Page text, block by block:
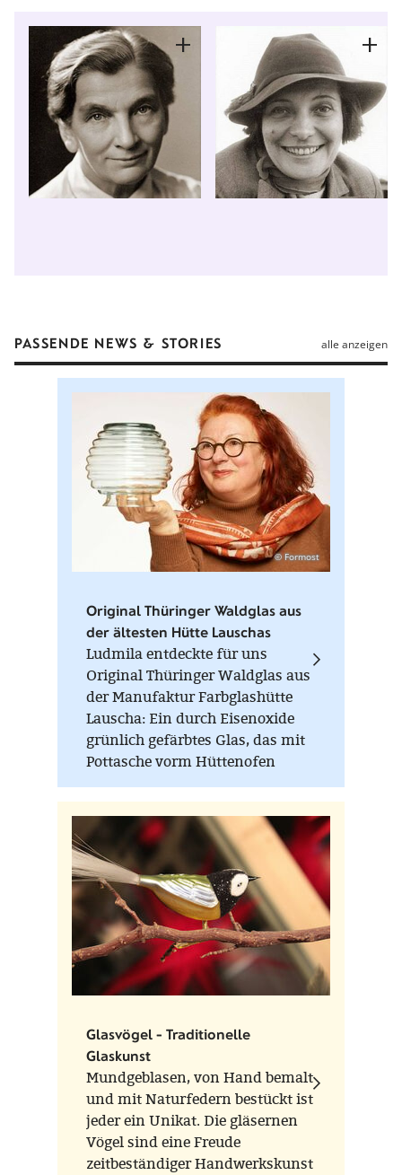
PASSENDE NEWS & STORIES alle anzeigen
© Formost
Original Thüringer Waldglas aus
der ältesten Hütte Lauschas
Ludmila entdeckte für uns
Original Thüringer Waldglas aus
der Manufaktur Farbglashütte
Lauscha: Ein durch Eisenoxide
grünlich gefärbtes Glas, das mit
Pottasche vorm Hüttenofen
handgefertigt wird. Ein jedes ist
ein Unikat.
Glasvögel - Traditionelle
Glaskunst
Mundgeblasen, von Hand bemalt
und mit Naturfedern bestückt ist
jeder ein Unikat. Die gläsernen
Vögel sind eine Freude
zeitbeständiger Handwerkskunst